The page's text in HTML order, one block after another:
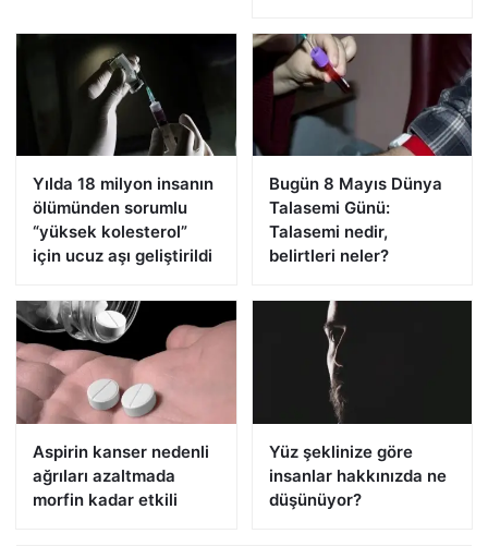
Yılda 18 milyon insanın
ölümünden sorumlu
“yüksek kolesterol”
için ucuz aşı geliştirildi
Bugün 8 Mayıs Dünya
Talasemi Günü:
Talasemi nedir,
belirtleri neler?
Aspirin kanser nedenli
ağrıları azaltmada
morfin kadar etkili
Yüz şeklinize göre
insanlar hakkınızda ne
düşünüyor?